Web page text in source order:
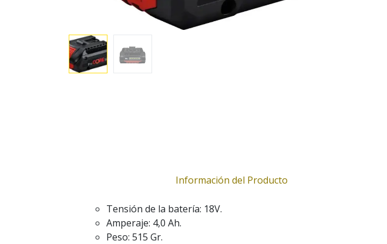
Información del Producto
Tensión de la batería: 18V.
Amperaje: 4,0 Ah.
Peso: 515 Gr.